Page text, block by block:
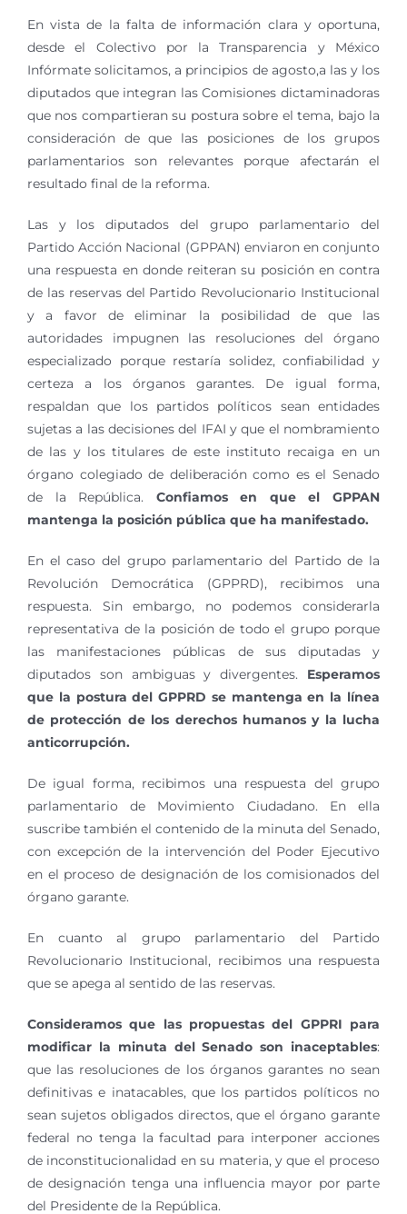
En vista de la falta de información clara y oportuna,
desde el Colectivo por la Transparencia y México
Infórmate solicitamos, a principios de agosto,a las y los
diputados que integran las Comisiones dictaminadoras
que nos compartieran su postura sobre el tema, bajo la
consideración de que las posiciones de los grupos
parlamentarios son relevantes porque afectarán el
resultado final de la reforma.
Las y los diputados del grupo parlamentario del
Partido Acción Nacional (GPPAN) enviaron en conjunto
una respuesta en donde reiteran su posición en contra
de las reservas del Partido Revolucionario Institucional
y a favor de eliminar la posibilidad de que las
autoridades impugnen las resoluciones del órgano
especializado porque restaría solidez, confiabilidad y
certeza a los órganos garantes. De igual forma,
respaldan que los partidos políticos sean entidades
sujetas a las decisiones del IFAI y que el nombramiento
de las y los titulares de este instituto recaiga en un
órgano colegiado de deliberación como es el Senado
de la República. Confiamos en que el GPPAN
mantenga la posición pública que ha manifestado.
En el caso del grupo parlamentario del Partido de la
Revolución Democrática (GPPRD), recibimos una
respuesta. Sin embargo, no podemos considerarla
representativa de la posición de todo el grupo porque
las manifestaciones públicas de sus diputadas y
diputados son ambiguas y divergentes. Esperamos
que la postura del GPPRD se mantenga en la línea
de protección de los derechos humanos y la lucha
anticorrupción.
De igual forma, recibimos una respuesta del grupo
parlamentario de Movimiento Ciudadano. En ella
suscribe también el contenido de la minuta del Senado,
con excepción de la intervención del Poder Ejecutivo
en el proceso de designación de los comisionados del
órgano garante.
En cuanto al grupo parlamentario del Partido
Revolucionario Institucional, recibimos una respuesta
que se apega al sentido de las reservas.
Consideramos que las propuestas del GPPRI para
modificar la minuta del Senado son inaceptables:
que las resoluciones de los órganos garantes no sean
definitivas e inatacables, que los partidos políticos no
sean sujetos obligados directos, que el órgano garante
federal no tenga la facultad para interponer acciones
de inconstitucionalidad en su materia, y que el proceso
de designación tenga una influencia mayor por parte
del Presidente de la República.